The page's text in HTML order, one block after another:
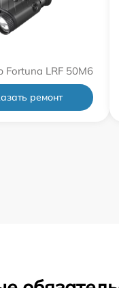
Fortuna LRF 50M6
ремонт